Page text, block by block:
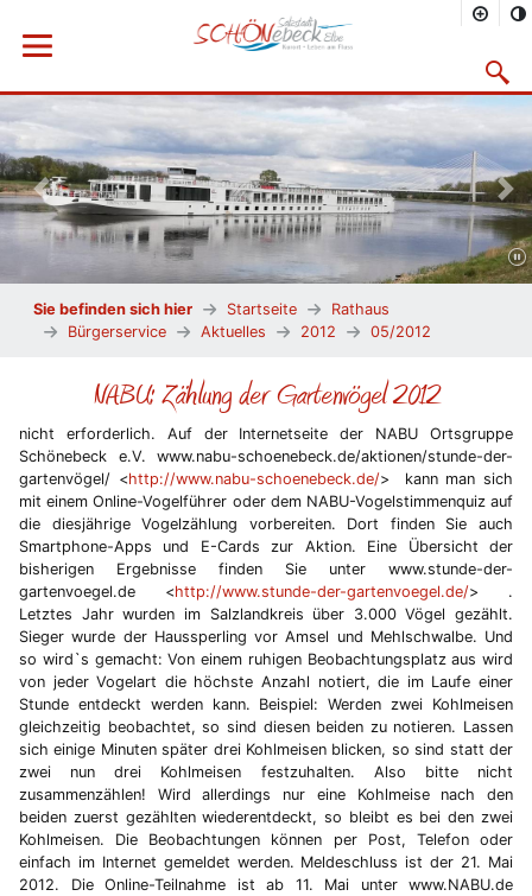
Menü öffnen
Vorheriges Bild
Sie befinden sich hier Startseite
Rathaus
Bürgerservice
Aktuelles 2012 05/2012
NABU: Zählung der Gartenvögel 2012
nicht erforderlich. Auf der Internetseite der NABU Ortsgruppe
Schönebeck e.V. www.nabu-schoenebeck.de/aktionen/stunde-der-
gartenvögel/ <http://www.nabu-schoenebeck.de/> kann man sich
mit einem Online-Vogelführer oder dem NABU-Vogelstimmenquiz auf
die diesjährige Vogelzählung vorbereiten. Dort finden Sie auch
Smartphone-Apps und E-Cards zur Aktion. Eine Übersicht der
bisherigen Ergebnisse finden Sie unter www.stunde-der-
gartenvoegel.de <http://www.stunde-der-gartenvoegel.de/> .
Letztes Jahr wurden im Salzlandkreis über 3.000 Vögel gezählt.
Sieger wurde der Haussperling vor Amsel und Mehlschwalbe. Und
so wird`s gemacht: Von einem ruhigen Beobachtungsplatz aus wird
von jeder Vogelart die höchste Anzahl notiert, die im Laufe einer
Stunde entdeckt werden kann. Beispiel: Werden zwei Kohlmeisen
gleichzeitig beobachtet, so sind diesen beiden zu notieren. Lassen
sich einige Minuten später drei Kohlmeisen blicken, so sind statt der
zwei nun drei Kohlmeisen festzuhalten. Also bitte nicht
zusammenzählen! Wird allerdings nur eine Kohlmeise nach den
beiden zuerst gezählten wiederentdeckt, so bleibt es bei den zwei
Kohlmeisen. Die Beobachtungen können per Post, Telefon oder
einfach im Internet gemeldet werden. Meldeschluss ist der 21. Mai
2012. Die Online-Teilnahme ist ab 11. Mai unter www.NABU.de